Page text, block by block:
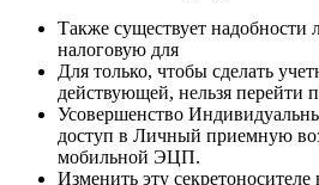
Также существует надобности
налоговую для
Для только, чтобы сделать
действующей, нельзя перейти
Усовершенство
доступ в Личный приемную
мобильной ЭЦП.
Изменить эту